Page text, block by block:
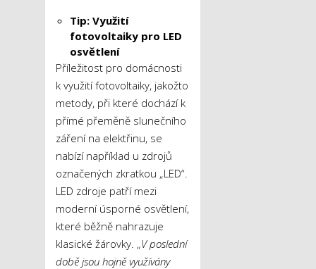
Tip: Využití
fotovoltaiky pro LED
osvětlení
Příležitost pro domácnosti
k využití fotovoltaiky, jakožto
metody, při které dochází k
přímé přeměně slunečního
záření na elektřinu, se
nabízí například u zdrojů
označených zkratkou „LED“.
LED zdroje patří mezi
moderní úsporné osvětlení,
které běžně nahrazuje
klasické žárovky. „V poslední
době jsou hojně využívány